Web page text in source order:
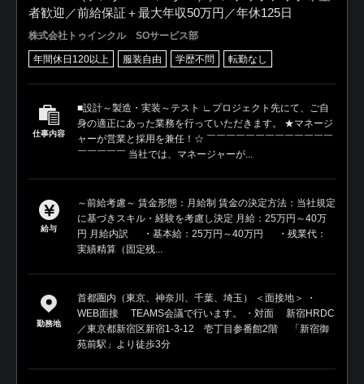
者歓迎／前給保証＋最大年収50万円／年休125日
株式会社トゥインクル SOサービス部
年間休日120以上 服装自由 学歴不問 転勤なし
仕事内容
■設計～製造・実装～テスト ∟プロジェクト先にて、ご自
身の適正にあった業務を行っていただきます。 ★マネージ
ャーが営業と採用を兼任！☆ ￣￣￣￣￣￣￣￣￣￣￣￣￣
￣￣￣￣￣ 当社では、マネージャーが...
給与
～前給考慮～ 賃金形態：月給制 賃金の決定方法：当社規定
に基づきスキル・経験を考慮し決定 月給：25万円～40万
円 月給内訳 ・基本給：25万円～40万円 ・残業代：
実績精算（固定残...
勤務地
首都圏内（東京、神奈川、千葉、埼玉） ＜面接地＞ ・
WEB面接 TEAMS会議で行います。 ・対面 新宿HRDC
／東京都新宿区新宿1-3-12 壱丁目参番館2階 「新宿御
苑前駅」より徒歩3分